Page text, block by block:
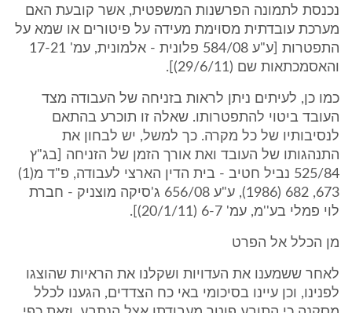
נכנסת לתמונה הפרשנות המשפטית, אשר קובעת האם
מערכת עובדתית מסוימת מעידה על פיטורים או שמא על
התפטרות [ע"ע 584/08 פלונית - אלמונית, עמ' 17-21
והאסמכתאות שם (29/6/11)].
כמו כן, לעיתים ניתן לראות בזניחה של העבודה מצד
העובד ביטוי להתפטרותו. שאלה זו תוכרע בהתאם
לנסיבותיו של כל מקרה. כך למשל, יש לבחון את
התנהגותו של העובד ואת אורך הזמן של הזניחה [בג"ץ
525/84 נביל חטיב - בית הדין הארצי לעבודה, פ"ד מ(1)
673, 682 (1986), ע"ע 656/08 ג'סיקה מוצניק - חברת
לוי פמלי בע''מ, עמ' 6-7 (20/1/11)].
מן הכלל אל הפרט
לאחר ששמענו את העדויות ושקלנו את הראיות שהוצגו
לפנינו, וכן עיינו בסיכומי באי כח הצדדים, הגענו לכלל